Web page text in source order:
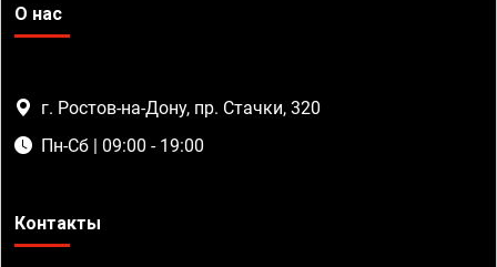
О нас
г. Ростов-на-Дону, пр. Стачки, 320
Пн-Сб | 09:00 - 19:00
Контакты